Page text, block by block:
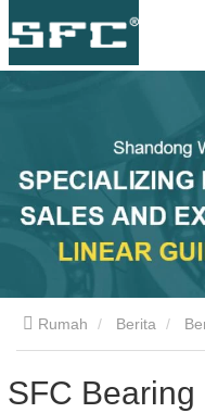
Rumah Berita
SFC